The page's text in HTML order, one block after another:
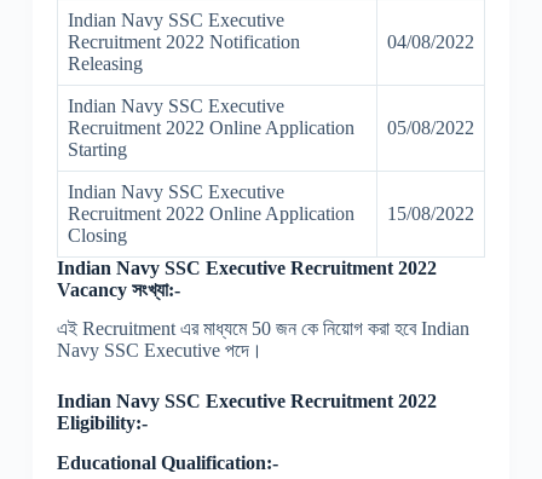
Indian Navy SSC Executive
Recruitment 2022 Notification
Releasing
04/08/2022
Indian Navy SSC Executive
Recruitment 2022 Online Application
Starting
05/08/2022
Indian Navy SSC Executive
Recruitment 2022 Online Application
Closing
15/08/2022
Indian Navy SSC Executive Recruitment 2022
Vacancy সংখ্যা:-
এই Recruitment এর মাধ্যমে 50 জন কে নিয়োগ করা হবে Indian
Navy SSC Executive পদে।
Indian Navy SSC Executive Recruitment 2022
Eligibility:-
Educational Qualification:-